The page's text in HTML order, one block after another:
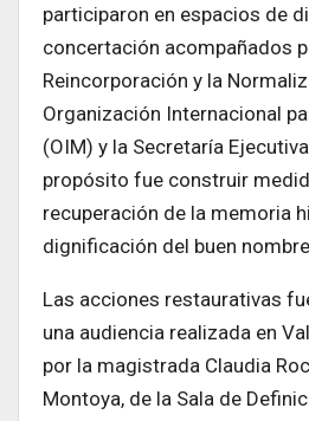
participaron en espacios de
concertación acompañados
Reincorporación y la
Organización Internacional
(OIM) y la Secretaría Ejecutiva
propósito fue construir
recuperación de la memoria
dignificación del buen
Las acciones restaurativas
una audiencia realizada en
por la magistrada Claudia
Montoya, de la Sala de